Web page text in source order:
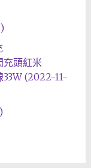
頭紅米
(2022-11-